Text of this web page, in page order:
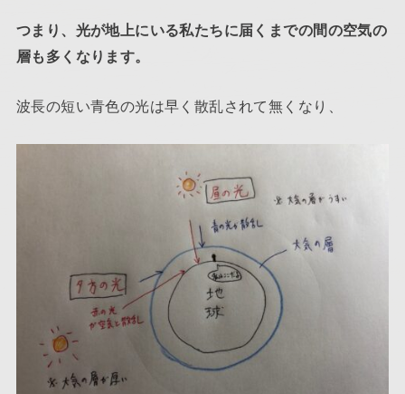
つまり、光が地上にいる私たちに届くまでの間の空気の
層も多くなります。
波長の短い青色の光は早く散乱されて無くなり、